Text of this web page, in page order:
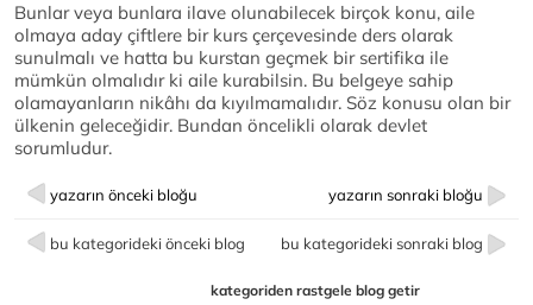
Bunlar veya bunlara ilave olunabilecek birçok konu, aile
olmaya aday çiftlere bir kurs çerçevesinde ders olarak
sunulmalı ve hatta bu kurstan geçmek bir sertifika ile
mümkün olmalıdır ki aile kurabilsin. Bu belgeye sahip
olamayanların nikâhı da kıyılmamalıdır. Söz konusu olan bir
ülkenin geleceğidir. Bundan öncelikli olarak devlet
sorumludur.
yazarın önceki bloğu yazarın sonraki bloğu
bu kategorideki önceki blog bu kategorideki sonraki blog
kategoriden rastgele blog getir